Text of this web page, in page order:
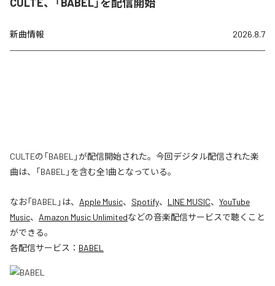
新曲情報 2026.8.7
CULTEの「BABEL」が配信開始された。今回デジタル配信された楽
曲は、「BABEL」を含む全1曲となっている。
なお「BABEL 」は、 Apple Music、 Spotify、 LINE MUSIC、 YouTube
Music、 Amazon Music Unlimitedなどの音楽配信サービスで聴くこと
ができる。
各配信サービス： BABEL